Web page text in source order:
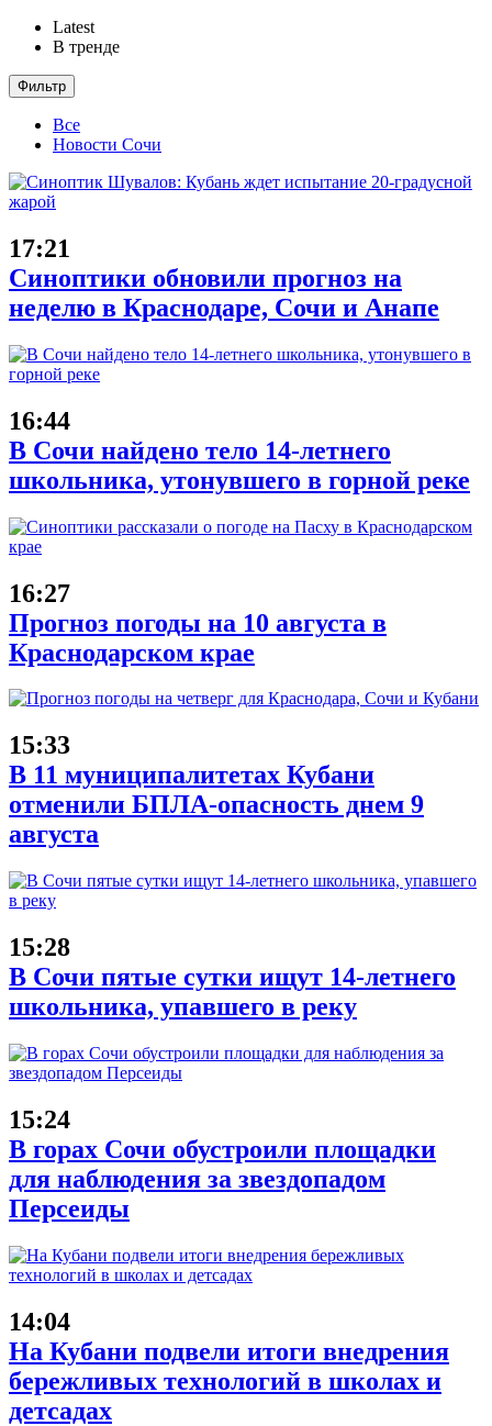
Latest
В тренде
Фильтр
Все
Новости Сочи
17:21
Синоптики обновили прогноз на
неделю в Краснодаре, Сочи и Анапе
16:44
В Сочи найдено тело 14-летнего
школьника, утонувшего в горной реке
16:27
Прогноз погоды на 10 августа в
Краснодарском крае
15:33
В 11 муниципалитетах Кубани
отменили БПЛА-опасность днем 9
августа
15:28
В Сочи пятые сутки ищут 14-летнего
школьника, упавшего в реку
15:24
В горах Сочи обустроили площадки
для наблюдения за звездопадом
Персеиды
14:04
На Кубани подвели итоги внедрения
бережливых технологий в школах и
детсадах